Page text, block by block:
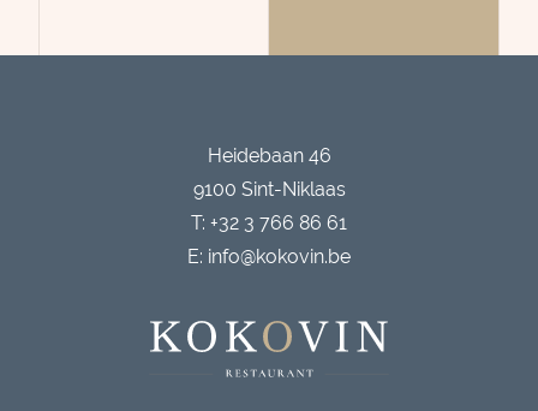
Heidebaan 46
9100 Sint-Niklaas
T: +32 3 766 86 61
E: info@kokovin.be